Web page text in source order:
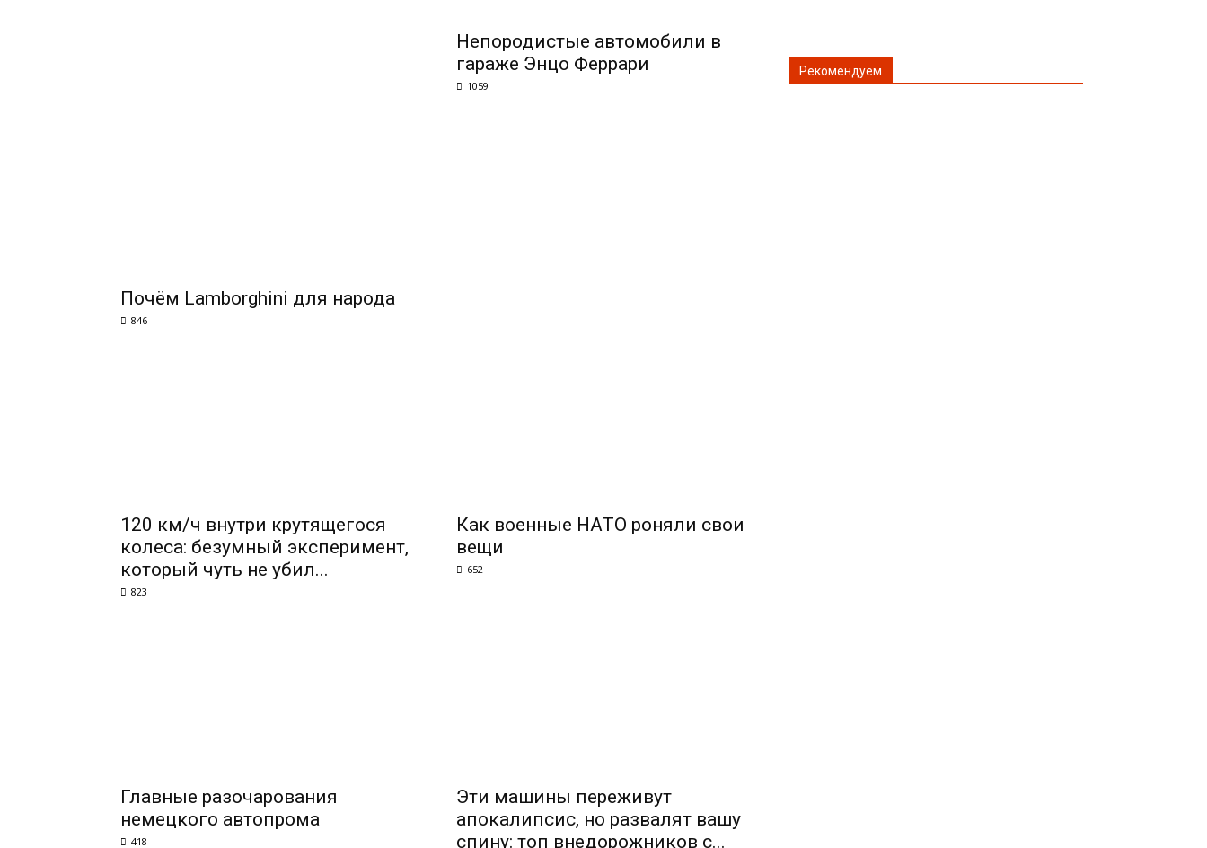
Непородистые автомобили в
гараже Энцо Феррари
1059
Почём Lamborghini для народа
846
120 км/ч внутри крутящегося
колеса: безумный эксперимент,
который чуть не убил...
823
Как военные НАТО роняли свои
вещи
652
Главные разочарования
немецкого автопрома
418
Эти машины переживут
апокалипсис, но развалят вашу
спину: топ внедорожников с...
Рекомендуем